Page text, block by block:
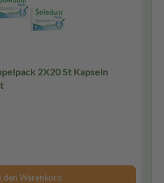
2X20 St Kapseln
den Warenkorb